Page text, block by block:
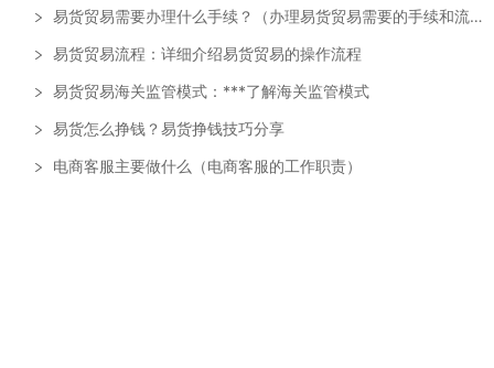
易货贸易需要办理什么手续？（办理易货贸易需要的手续和流程）
易货贸易流程：详细介绍易货贸易的操作流程
易货贸易海关监管模式：***了解海关监管模式
易货怎么挣钱？易货挣钱技巧分享
电商客服主要做什么（电商客服的工作职责）